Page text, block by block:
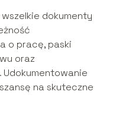
dokumenty
o pracę, paski
oraz
na skuteczne